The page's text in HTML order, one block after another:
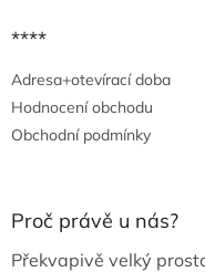
****
Adresa+otevírací doba
Hodnocení obchodu
Obchodní podmínky
Proč právě u nás?
Překvapivě velký